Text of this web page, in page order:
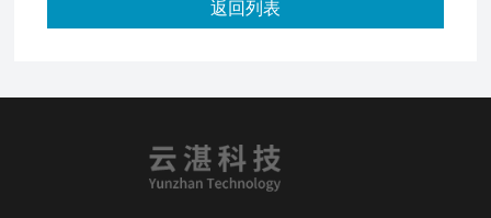
返回列表